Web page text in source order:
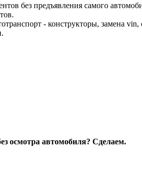
без предъявления самого
- конструкторы, замена vin,
осмотра автомобиля? Сделаем.